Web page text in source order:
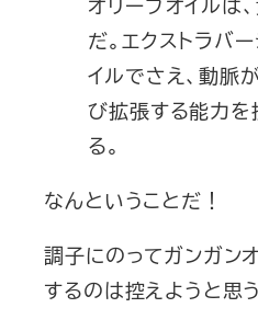
だ。エクストラバ
イルでさえ、動脈
び拡張する能力
る。
なんということだ！
調子にのってガンガン
するのは控えようと思う